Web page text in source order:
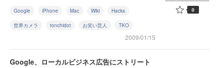
Google iPhone Mac Wiki Hacks
世界カメラ tonchidot お笑い芸人 TKO
2009/01/15
0
Google、ローカルビジネス広告にストリート